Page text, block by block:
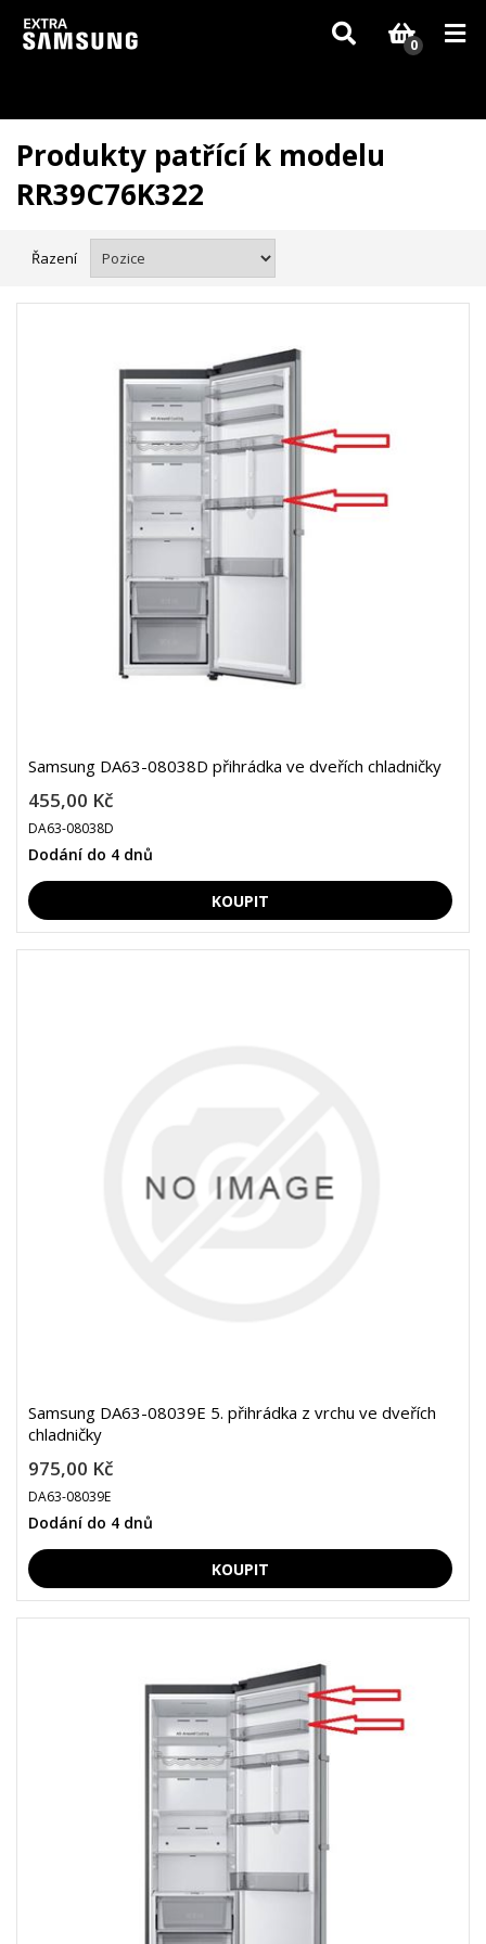
Vzhledem k aktuální situaci se může dodání dílů, které nejsou skladem,
zpozdit. Děkujeme za pochopení.
0
Produkty patřící k modelu
RR39C76K322
Řazení
Samsung DA63-08038D přihrádka ve dveřích chladničky
455,00 Kč
DA63-08038D
Dodání do 4 dnů
Samsung DA63-08039E 5. přihrádka z vrchu ve dveřích
chladničky
975,00 Kč
DA63-08039E
Dodání do 4 dnů